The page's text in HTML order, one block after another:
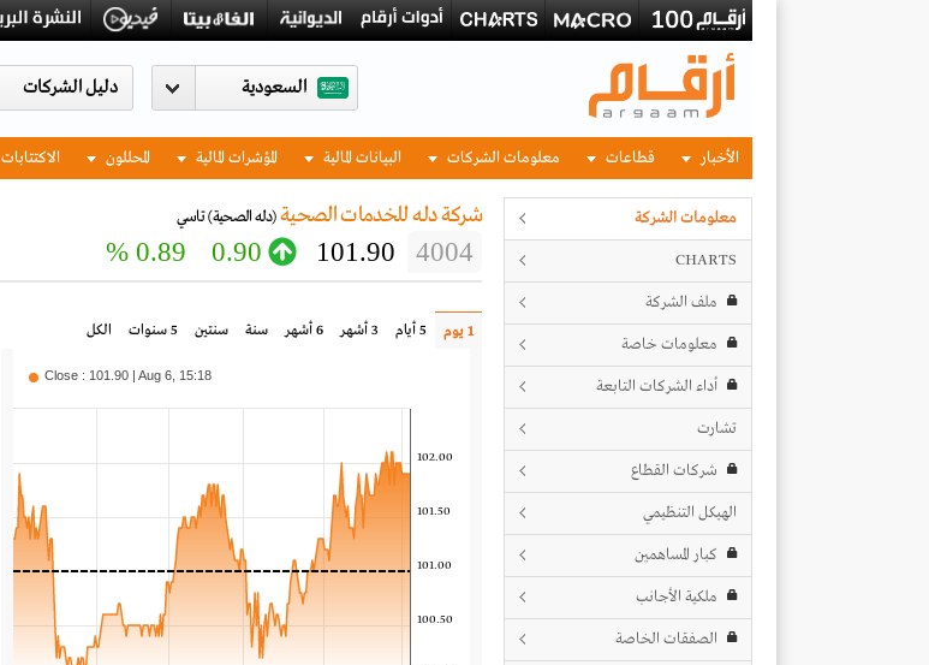
السعودية
الأخبار قطاعات معلومات الشركات البيانات المالية المؤشرات المالية المحللون الاكتتابات
معلومات الشركة
CHARTS
ملف الشركة
معلومات خاصة
أداء الشركات التابعة
تشارت
شركات القطاع
الهيكل التنظيمي
كبار المساهمين
ملكية الأجانب
الصفقات الخاصة
شركة دله للخدمات الصحية (دله الصحية)تاسي
4004
101.90
0.90
0.89 %
1 يوم 5 أيام 3 أشهر 6 أشهر سنة سنتين 5 سنوات الكل
100.50
101.00
101.50
102.00
Close : 101.90 | Aug 6, 15:18